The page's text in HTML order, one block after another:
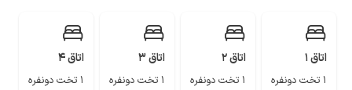
اتاق 1
1 تخت دونفره
اتاق 2
1 تخت دونفره
اتاق 3
1 تخت دونفره
اتاق 4
1 تخت دونفره